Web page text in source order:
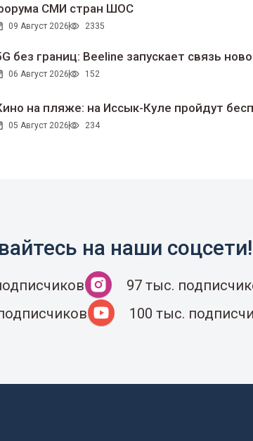
СМИ стран ШОС
09 Август 2026 2335
без границ: Beeline запускает связь
06 Август 2026 152
на пляже: на Иссык-Куле пройдут
05 Август 2026 234
на наши соцсети!
97 тыс.
100 тыс.